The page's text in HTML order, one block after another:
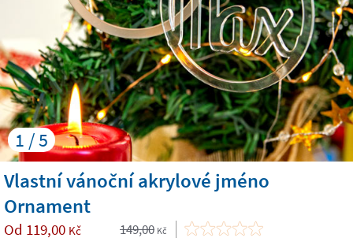
1 / 5
Vlastní vánoční akrylové jméno
Ornament
Od 119,00 Kč 149,00 Kč